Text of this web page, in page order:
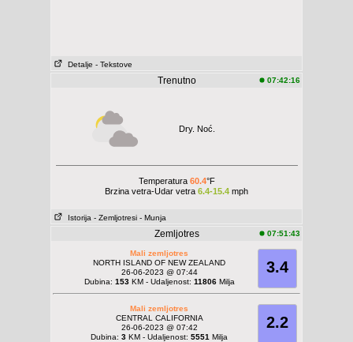
Detalje - Tekstove
Trenutno 07:42:16
Dry. Noć.
Temperatura 60.4°F
Brzina vetra-Udar vetra 6.4-15.4 mph
Istorija - Zemljotresi - Munja
Zemljotres 07:51:43
3.4
Mali zemljotres
NORTH ISLAND OF NEW ZEALAND
26-06-2023 @ 07:44
Dubina: 153KM - Udaljenost: 11806Milja
2.2
Mali zemljotres
CENTRAL CALIFORNIA
26-06-2023 @ 07:42
Dubina: 3 KM - Udaljenost: 5551 Milja